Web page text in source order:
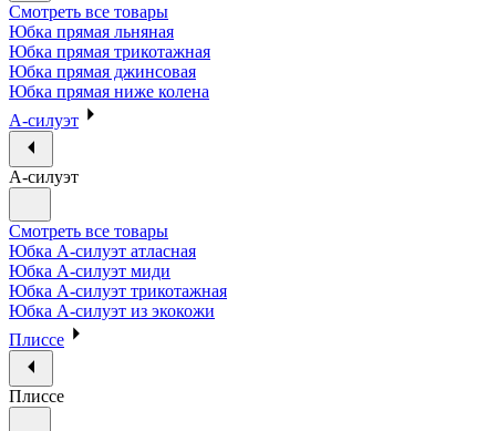
Смотреть все товары
Юбка прямая льняная
Юбка прямая трикотажная
Юбка прямая джинсовая
Юбка прямая ниже колена
А-силуэт
А-силуэт
Смотреть все товары
Юбка А-силуэт атласная
Юбка А-силуэт миди
Юбка А-силуэт трикотажная
Юбка А-силуэт из экокожи
Плиссе
Плиссе